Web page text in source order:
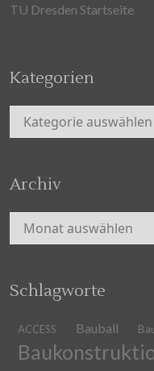
TU Dresden Startseite
Kategorien
Kategorien
Archiv
Archiv
Schlagworte
ACCESS Bauball